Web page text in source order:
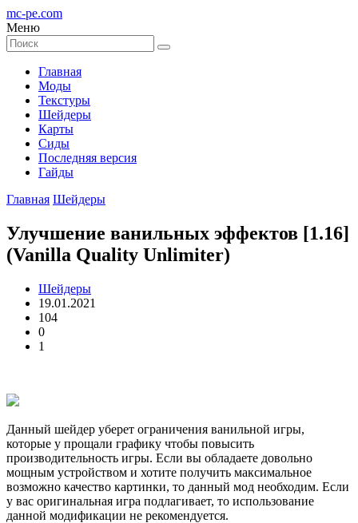
mc-pe.com
Меню
Главная
Моды
Текстуры
Шейдеры
Карты
Сиды
Последняя версия
Гайды
Главная Шейдеры
Улучшение ванильных эффектов [1.16]
(Vanilla Quality Unlimiter)
Шейдеры
19.01.2021
104
0
1
Данный шейдер уберет ограничения ванильной игры,
которые у прощали графику чтобы повысить
производительность игры. Если вы обладаете довольно
мощным устройством и хотите получить максимальное
возможно качество картинки, то данный мод необходим. Если
у вас оригинальная игра подлагивает, то использование
данной модификации не рекомендуется.